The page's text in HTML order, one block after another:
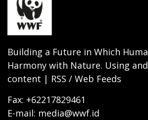
Building a Future in Which
Harmony with Nature. Using
content | RSS / Web Feeds
Fax: +62217829461
E-mail: media@wwf.id